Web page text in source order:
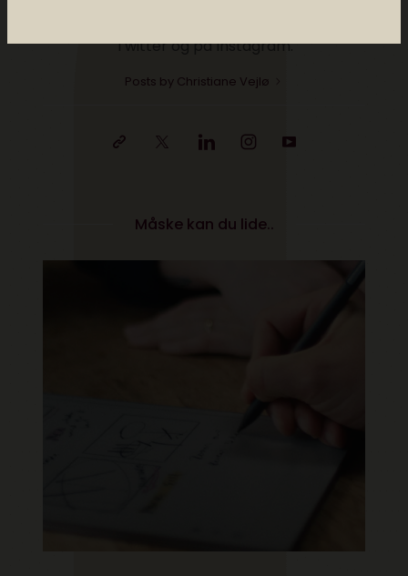
Twitter og på Instagram.
Posts by Christiane Vejlø
Måske kan du lide..